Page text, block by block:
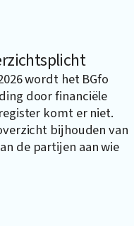
wordt het BGfo
door financiële
komt er niet.
bijhouden van
de partijen aan wie